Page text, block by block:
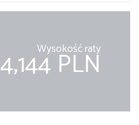
Wysokość raty
4,144 PLN